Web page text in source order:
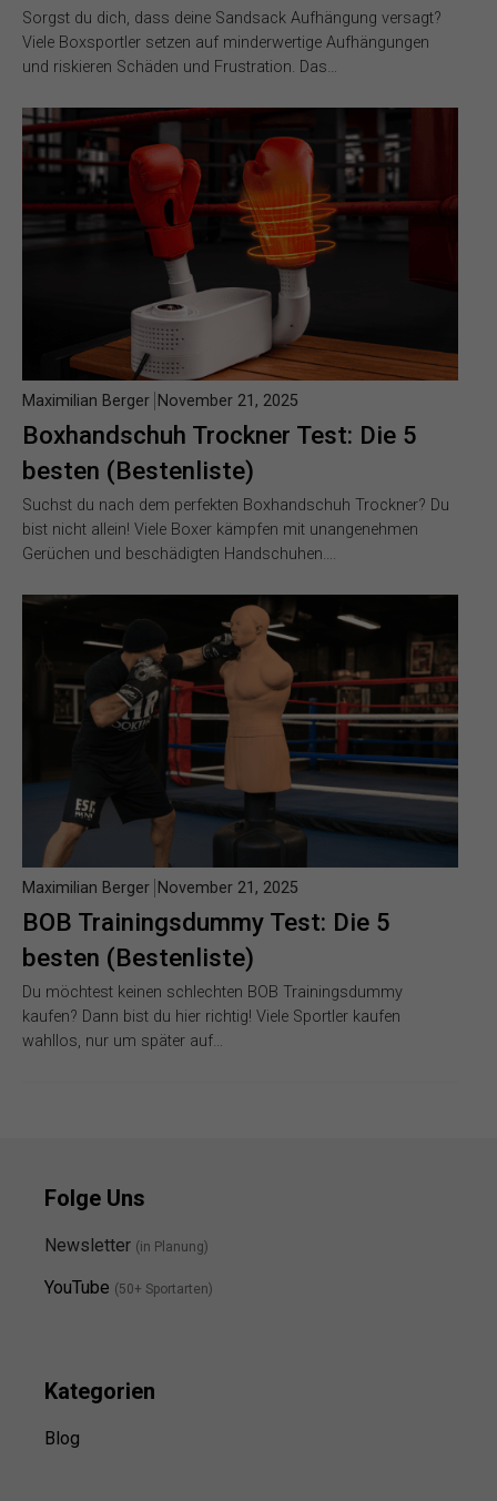
Sorgst du dich, dass deine Sandsack Aufhängung versagt?
Viele Boxsportler setzen auf minderwertige Aufhängungen
und riskieren Schäden und Frustration. Das…
Boxhandschuh Trockner Test: Die 5
besten (Bestenliste)
Maximilian Berger November 21, 2025
Suchst du nach dem perfekten Boxhandschuh Trockner? Du
bist nicht allein! Viele Boxer kämpfen mit unangenehmen
Gerüchen und beschädigten Handschuhen….
BOB Trainingsdummy Test: Die 5
besten (Bestenliste)
Maximilian Berger November 21, 2025
Du möchtest keinen schlechten BOB Trainingsdummy
kaufen? Dann bist du hier richtig! Viele Sportler kaufen
wahllos, nur um später auf…
Folge Uns
Newsletter (in Planung)
YouTube (50+ Sportarten)
Kategorien
Blog